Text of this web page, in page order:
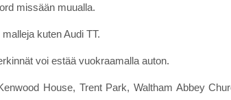
missään muualla.
kuten Audi TT.
voi estää vuokraamalla auton.
House, Trent Park, Waltham Abbey